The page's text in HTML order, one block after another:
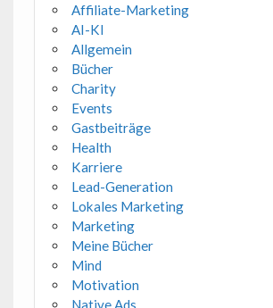
Affiliate-Marketing
AI-KI
Allgemein
Bücher
Charity
Events
Gastbeiträge
Health
Karriere
Lead-Generation
Lokales Marketing
Marketing
Meine Bücher
Mind
Motivation
Native Ads